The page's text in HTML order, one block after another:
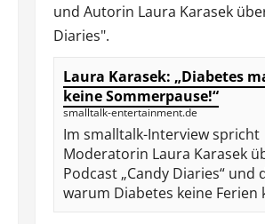
und Autorin Laura Karasek
Diaries".
Laura Karasek: „Diabetes
keine Sommerpause!“
smalltalk-entertainment.de
Im smalltalk-Interview spricht
Moderatorin Laura Karasek
Podcast „Candy Diaries“ und
warum Diabetes keine Ferien